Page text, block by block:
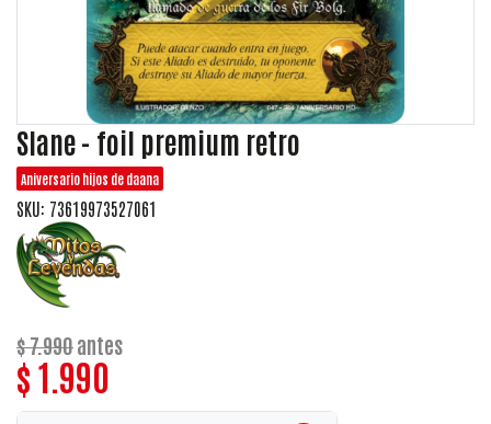
Slane - foil premium retro
Aniversario hijos de daana
SKU: 73619973527061
$ 7.990antes
$ 1.990